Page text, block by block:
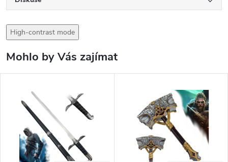
High-contrast mode
Mohlo by Vás zajímat